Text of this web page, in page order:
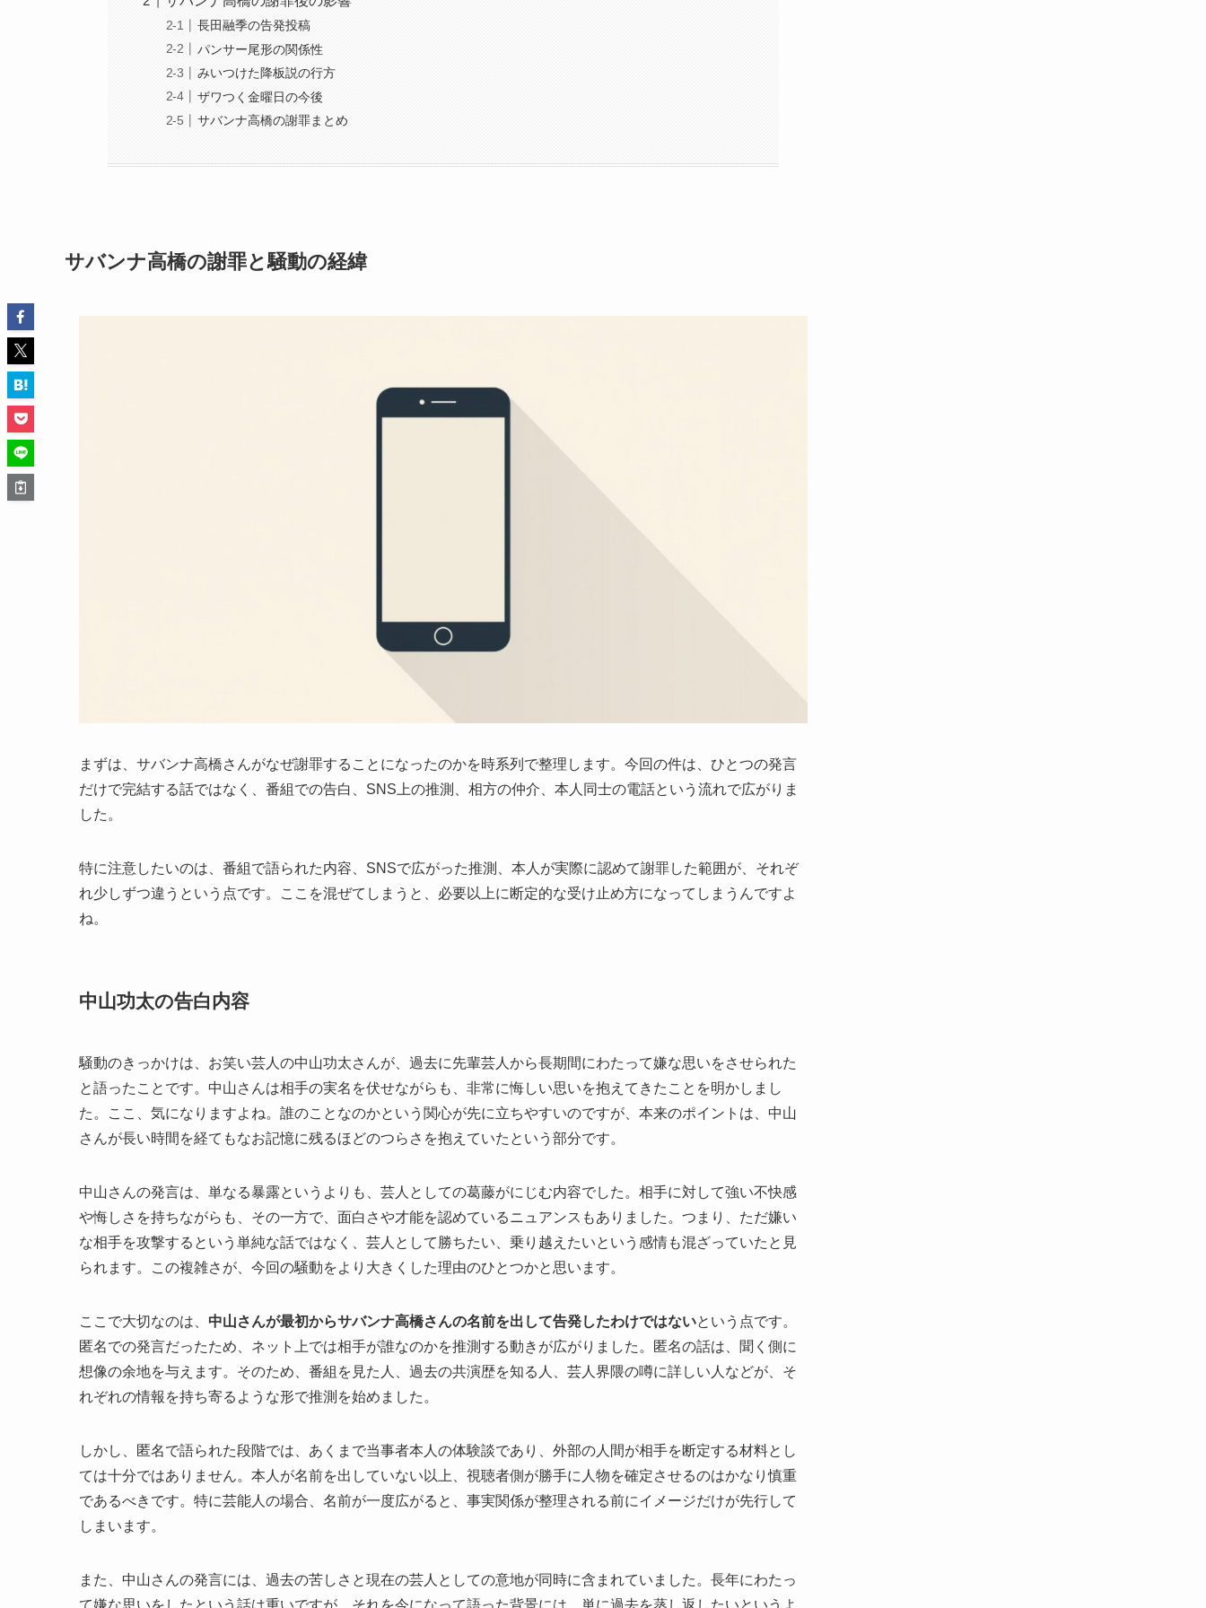
長田融季の告発投稿
パンサー尾形の関係性
みいつけた降板説の行方
ザワつく金曜日の今後
サバンナ高橋の謝罪まとめ
サバンナ高橋の謝罪と騒動の経緯
まずは、サバンナ高橋さんがなぜ謝罪することになったのかを時系列で整理します。今回の件は、ひとつの発言
だけで完結する話ではなく、番組での告白、SNS上の推測、相方の仲介、本人同士の電話という流れで広がりま
した。
特に注意したいのは、番組で語られた内容、SNSで広がった推測、本人が実際に認めて謝罪した範囲が、それぞ
れ少しずつ違うという点です。ここを混ぜてしまうと、必要以上に断定的な受け止め方になってしまうんですよ
ね。
中山功太の告白内容
騒動のきっかけは、お笑い芸人の中山功太さんが、過去に先輩芸人から長期間にわたって嫌な思いをさせられた
と語ったことです。中山さんは相手の実名を伏せながらも、非常に悔しい思いを抱えてきたことを明かしまし
た。ここ、気になりますよね。誰のことなのかという関心が先に立ちやすいのですが、本来のポイントは、中山
さんが長い時間を経てもなお記憶に残るほどのつらさを抱えていたという部分です。
中山さんの発言は、単なる暴露というよりも、芸人としての葛藤がにじむ内容でした。相手に対して強い不快感
や悔しさを持ちながらも、その一方で、面白さや才能を認めているニュアンスもありました。つまり、ただ嫌い
な相手を攻撃するという単純な話ではなく、芸人として勝ちたい、乗り越えたいという感情も混ざっていたと見
られます。この複雑さが、今回の騒動をより大きくした理由のひとつかと思います。
ここで大切なのは、 中山さんが最初からサバンナ高橋さんの名前を出して告発したわけではないという点です。
匿名での発言だったため、ネット上では相手が誰なのかを推測する動きが広がりました。匿名の話は、聞く側に
想像の余地を与えます。そのため、番組を見た人、過去の共演歴を知る人、芸人界隈の噂に詳しい人などが、そ
れぞれの情報を持ち寄るような形で推測を始めました。
しかし、匿名で語られた段階では、あくまで当事者本人の体験談であり、外部の人間が相手を断定する材料とし
ては十分ではありません。本人が名前を出していない以上、視聴者側が勝手に人物を確定させるのはかなり慎重
であるべきです。特に芸能人の場合、名前が一度広がると、事実関係が整理される前にイメージだけが先行して
しまいます。
また、中山さんの発言には、過去の苦しさと現在の芸人としての意地が同時に含まれていました。長年にわたっ